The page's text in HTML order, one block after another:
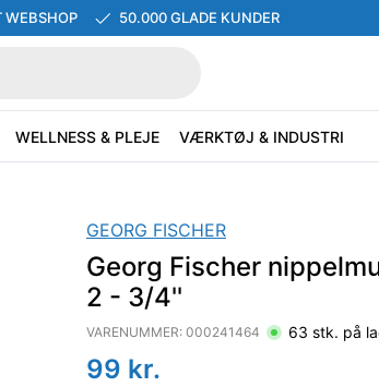
50.000 GLADE KUNDER
WELLNESS & PLEJE VÆRKTØJ & INDUSTRI
GEORG FISCHER
Georg Fischer
2 - 3/4''
VARENUMMER: 000241464 63 stk. på
99 kr.